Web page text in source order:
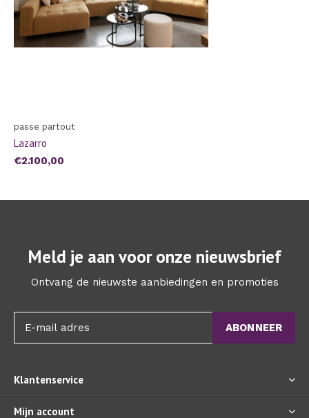
passe partout
Lazarro
€2.100,00
Meld je aan voor onze nieuwsbrief
Ontvang de nieuwste aanbiedingen en promoties
ABONNEER
Klantenservice
Mijn account